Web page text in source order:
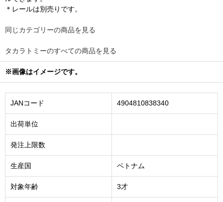
＊レールは別売りです。
同じカテゴリーの商品を見る
タカラトミーのすべての商品を見る
※画像はイメージです。
JANコード 4904810838340
出荷単位
発注上限数
生産国 ベトナム
対象年齢 3才